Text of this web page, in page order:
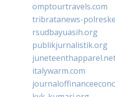
omptourtravels.com
tribratanews-
rsudbayuasih.org
publikjurnalistik.org
italywarm.com